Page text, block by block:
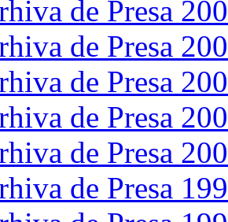
de Presa
de Presa
de Presa
de Presa
de Presa
de Presa